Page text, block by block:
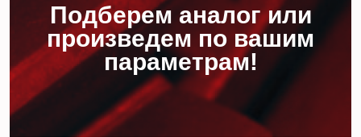
Подберем аналог или
произведем по вашим
параметрам!